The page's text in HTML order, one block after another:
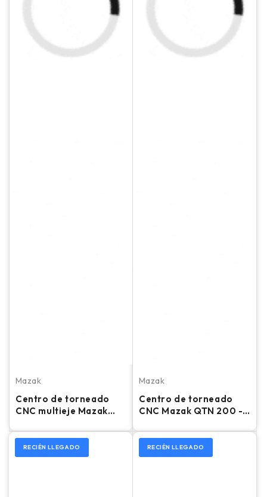
Mazak
Centro de torneado
CNC multieje Mazak
Mazak
Centro de torneado
CNC Mazak QTN 200 -
con preajuste de
herramientas y mandril
de 8"
RECIÉN LLEGADO RECIÉN LLEGADO